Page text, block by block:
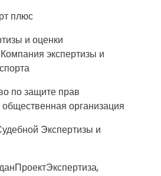
плюс
и оценки
экспертизы и
по защите прав
организация
Экспертизы и